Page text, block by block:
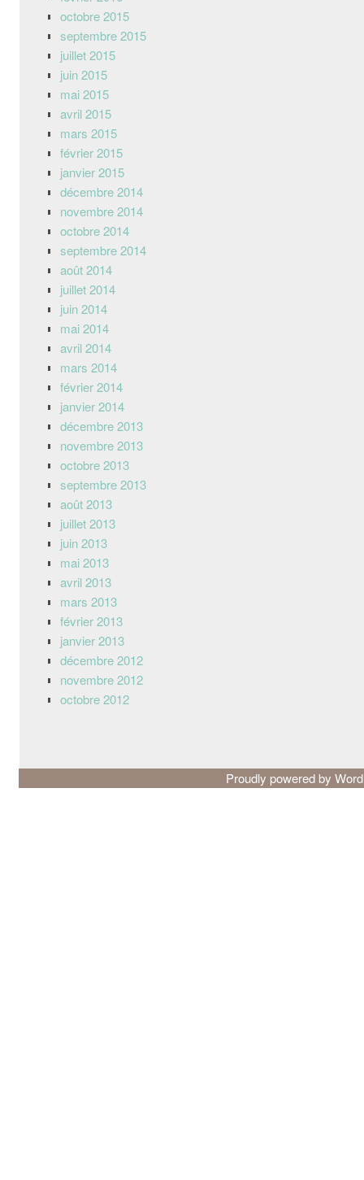
octobre 2015
septembre 2015
juillet 2015
juin 2015
mai 2015
avril 2015
mars 2015
février 2015
janvier 2015
décembre 2014
novembre 2014
octobre 2014
septembre 2014
août 2014
juillet 2014
juin 2014
mai 2014
avril 2014
mars 2014
février 2014
janvier 2014
décembre 2013
novembre 2013
octobre 2013
septembre 2013
août 2013
juillet 2013
juin 2013
mai 2013
avril 2013
mars 2013
février 2013
janvier 2013
décembre 2012
novembre 2012
octobre 2012
Proudly powered by